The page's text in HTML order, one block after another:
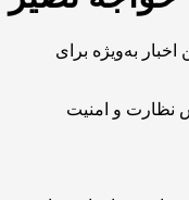
به‌ویژه برای
نظارت و امنیت